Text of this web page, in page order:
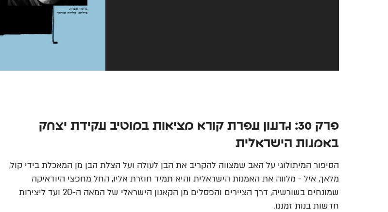
פרק 30: גדעון עפרת קורא מציאות במוטיב עקידת יצחק
באמנות הישראלית
הסיפור המיתולוגי על האב שמצווה להקריב את הבן לעולה ועל הצלת הבן מן המאכלת בידי קול,
מלאך, איל - מלווה את האמנות הישראלית והיא תמיד חוזרת אליו, החל מחפצי היודאיקה
שמונחים בשורשיה, דרך הציירים והפסלים מן הקאנון הישראלי של המאה ה-20 ועד ליצירות
חדשות בנות זמננו.